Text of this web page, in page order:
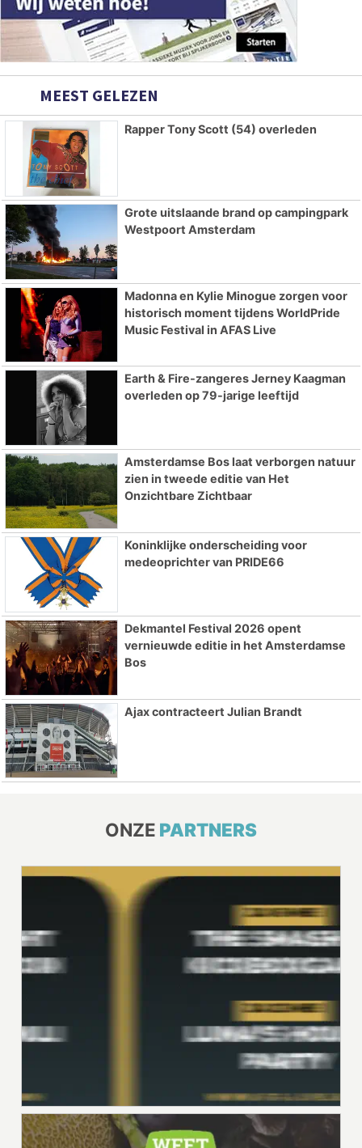
MEEST GELEZEN
Rapper Tony Scott (54) overleden
Grote uitslaande brand op campingpark
Westpoort Amsterdam
Madonna en Kylie Minogue zorgen voor
historisch moment tijdens WorldPride
Music Festival in AFAS Live
Earth & Fire-zangeres Jerney Kaagman
overleden op 79-jarige leeftijd
Amsterdamse Bos laat verborgen natuur
zien in tweede editie van Het
Onzichtbare Zichtbaar
Koninklijke onderscheiding voor
medeoprichter van PRIDE66
Dekmantel Festival 2026 opent
vernieuwde editie in het Amsterdamse
Bos
Ajax contracteert Julian Brandt
ONZE PARTNERS